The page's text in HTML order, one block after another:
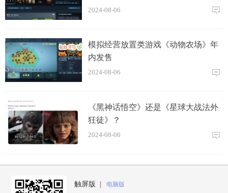
2024-08-06
模拟经营放置类游戏《动物农场》年
内发售
2024-08-06
《黑神话悟空》还是《星球大战法外
狂徒》？
2024-08-06
触屏版 |
电脑版